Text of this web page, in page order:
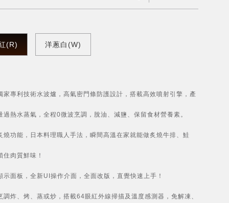
(R) 洋蔥白(W)
家專利技術水波爐，高氣密門條防護設計，搭載高效噴射引擎，產
過熱水蒸氣，全程0微波烹調，脫油、減鹽、保留食材營養素。
燒功能，日本料理職人手法，瞬間高溫在家就能做炙燒牛排、鮭
住肉質鮮味！
示面板，全新UI操作介面，全面改版，直覺快速上手！
調炸、烤、蒸或炒，搭載64眼紅外線掃描及溫度感測器，免解凍、